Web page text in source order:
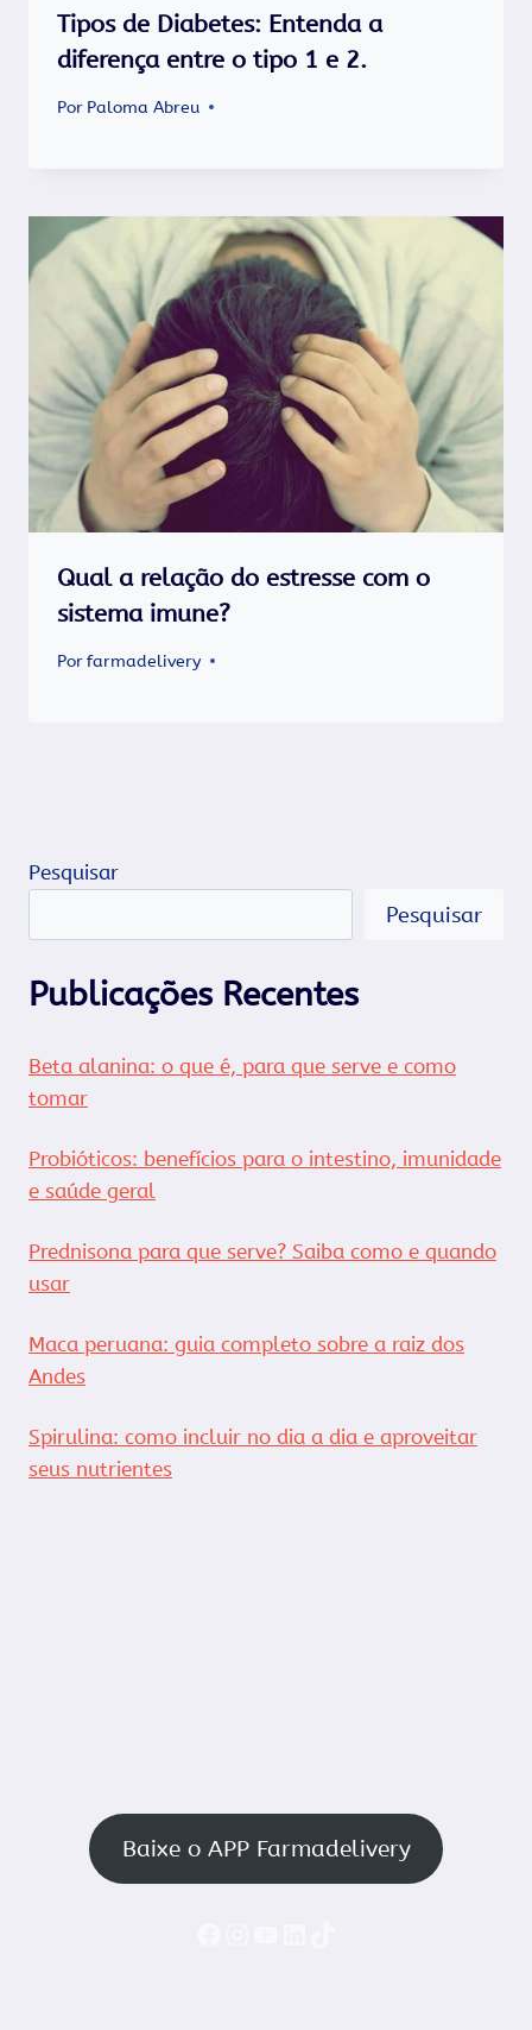
Tipos de Diabetes: Entenda a
diferença entre o tipo 1 e 2.
Por Paloma Abreu
Qual a relação do estresse com o
sistema imune?
Porfarmadelivery
Pesquisar
Pesquisar
Publicações Recentes
Beta alanina: o que é, para que serve e como
tomar
Probióticos: benefícios para o intestino, imunidade
e saúde geral
Prednisona para que serve? Saiba como e quando
usar
Maca peruana: guia completo sobre a raiz dos
Andes
Spirulina: como incluir no dia a dia e aproveitar
seus nutrientes
Baixe o APP Farmadelivery